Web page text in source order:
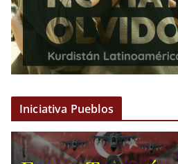
Iniciativa Pueblos